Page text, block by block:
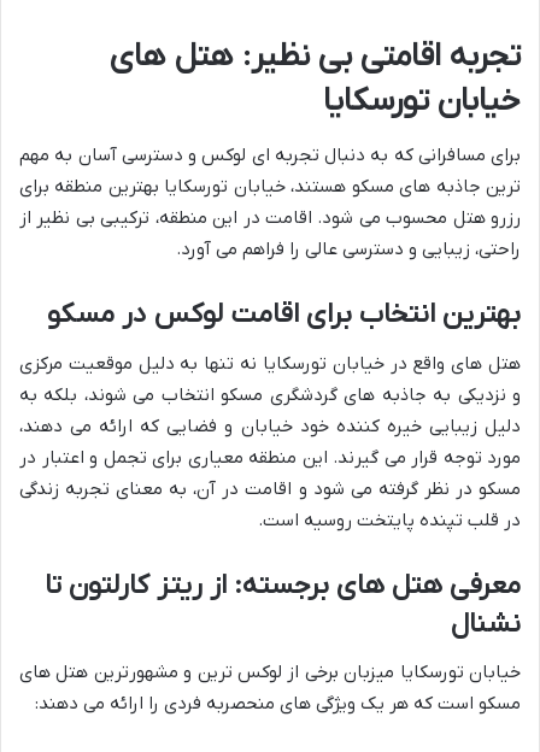
تجربه اقامتی بی نظیر: هتل های
خیابان تورسکایا
برای مسافرانی که به دنبال تجربه ای لوکس و دسترسی آسان به مهم
ترین جاذبه های مسکو هستند، خیابان تورسکایا بهترین منطقه برای
رزرو هتل محسوب می شود. اقامت در این منطقه، ترکیبی بی نظیر از
راحتی، زیبایی و دسترسی عالی را فراهم می آورد.
بهترین انتخاب برای اقامت لوکس در مسکو
هتل های واقع در خیابان تورسکایا نه تنها به دلیل موقعیت مرکزی
و نزدیکی به جاذبه های گردشگری مسکو انتخاب می شوند، بلکه به
دلیل زیبایی خیره کننده خود خیابان و فضایی که ارائه می دهند،
مورد توجه قرار می گیرند. این منطقه معیاری برای تجمل و اعتبار در
مسکو در نظر گرفته می شود و اقامت در آن، به معنای تجربه زندگی
در قلب تپنده پایتخت روسیه است.
معرفی هتل های برجسته: از ریتز کارلتون تا
نشنال
خیابان تورسکایا میزبان برخی از لوکس ترین و مشهورترین هتل های
مسکو است که هر یک ویژگی های منحصربه فردی را ارائه می دهند: